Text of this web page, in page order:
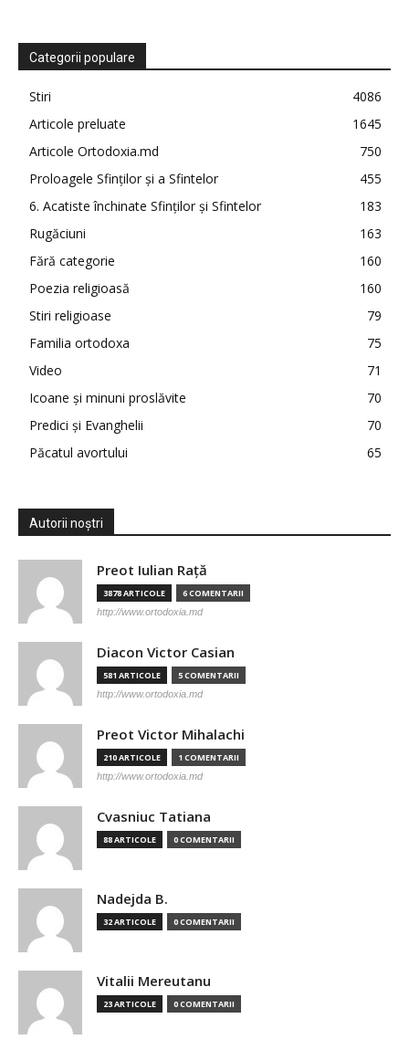
Categorii populare
Stiri
4086
Articole preluate
1645
Articole Ortodoxia.md
750
Proloagele Sfinților și a Sfintelor
455
6. Acatiste închinate Sfinților și Sfintelor
183
Rugăciuni
163
Fără categorie
160
Poezia religioasă
160
Stiri religioase
79
Familia ortodoxa
75
Video
71
Icoane și minuni proslăvite
70
Predici şi Evanghelii
70
Păcatul avortului
65
Autorii noștri
Preot Iulian Raţă
3878 ARTICOLE 6 COMENTARII
http://www.ortodoxia.md
Diacon Victor Casian
581 ARTICOLE 5 COMENTARII
http://www.ortodoxia.md
Preot Victor Mihalachi
210 ARTICOLE 1 COMENTARII
http://www.ortodoxia.md
Cvasniuc Tatiana
88 ARTICOLE 0 COMENTARII
Nadejda B.
32 ARTICOLE 0 COMENTARII
Vitalii Mereutanu
23 ARTICOLE 0 COMENTARII